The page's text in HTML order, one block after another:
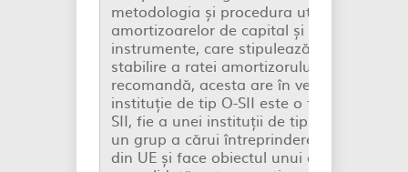
metodologia și procedura utilizate
amortizoarelor de capital și sfera de
instrumente, care stipulează
stabilire a ratei amortizorului O-SII pe
recomandă, acesta are în vedere că, în
instituție de tip O-SII este o filială fie a
SII, fie a unei instituții de tip O-SII care
un grup a cărui întreprindere-mamă este
din UE și face obiectul unui amortizor O-